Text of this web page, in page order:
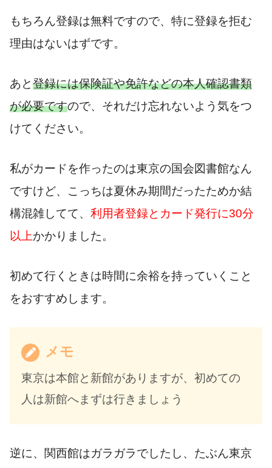
もちろん登録は無料ですので、特に登録を拒む
理由はないはずです。
あと登録には保険証や免許などの本人確認書類
が必要ですので、それだけ忘れないよう気をつ
けてください。
私がカードを作ったのは東京の国会図書館なん
ですけど、こっちは夏休み期間だったためか結
構混雑してて、 利用者登録とカード発行に30分
以上かかりました。
初めて行くときは時間に余裕を持っていくこと
をおすすめします。
メモ
東京は本館と新館がありますが、初めての
人は新館へまずは行きましょう
逆に、関西館はガラガラでしたし、たぶん東京